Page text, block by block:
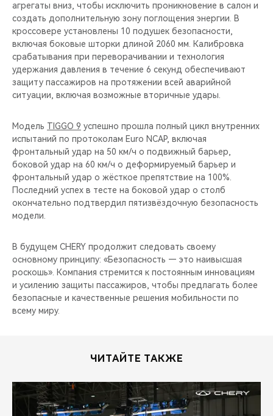
агрегаты вниз, чтобы исключить проникновение в салон и
создать дополнительную зону поглощения энергии. В
кроссовере установлены 10 подушек безопасности,
включая боковые шторки длиной 2060 мм. Калибровка
срабатывания при переворачивании и технология
удержания давления в течение 6 секунд обеспечивают
защиту пассажиров на протяжении всей аварийной
ситуации, включая возможные вторичные удары.
Модель TIGGO 9 успешно прошла полный цикл внутренних
испытаний по протоколам Euro NCAP, включая
фронтальный удар на 50 км/ч о подвижный барьер,
боковой удар на 60 км/ч о деформируемый барьер и
фронтальный удар о жёсткое препятствие на 100%.
Последний успех в тесте на боковой удар о столб
окончательно подтвердил пятизвёздочную безопасность
модели.
В будущем CHERY продолжит следовать своему
основному принципу: «Безопасность — это наивысшая
роскошь». Компания стремится к постоянным инновациям
и усилению защиты пассажиров, чтобы предлагать более
безопасные и качественные решения мобильности по
всему миру.
ЧИТАЙТЕ ТАКЖЕ